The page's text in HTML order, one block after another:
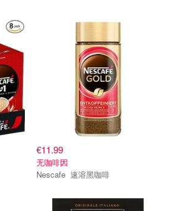
€11.99
无咖啡因
Nescafe 速溶黑咖啡